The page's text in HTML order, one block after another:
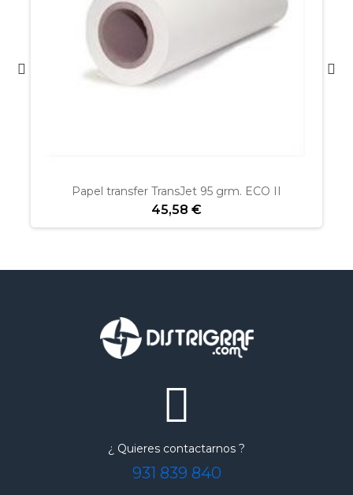
Papel transfer TransJet 95 grm. ECO II
45,58 €
¿ Quieres contactarnos ?
931 839 840